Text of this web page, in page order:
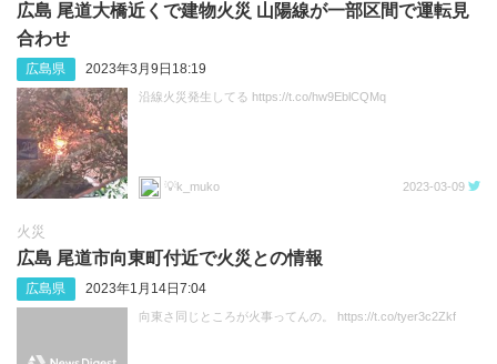
広島 尾道大橋近くで建物火災 山陽線が一部区間で運転見
合わせ
広島県 2023年3月9日18:19
沿線火災発生してる https://t.co/hw9EblCQMq
💡k_muko 2023-03-09
火災
広島 尾道市向東町付近で火災との情報
広島県 2023年1月14日7:04
向東さ同じところが火事ってんの。 https://t.co/tyer3c2Zkf